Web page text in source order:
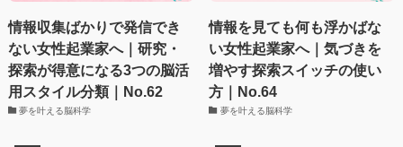
情報収集ばかりで発信でき
ない女性起業家へ｜研究・
探索が得意になる3つの脳活
用スタイル分類｜No.62
夢を叶える脳科学
情報を見ても何も浮かばな
い女性起業家へ｜気づきを
増やす探索スイッチの使い
方｜No.64
夢を叶える脳科学